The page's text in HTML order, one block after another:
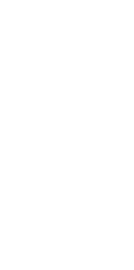
DE CE